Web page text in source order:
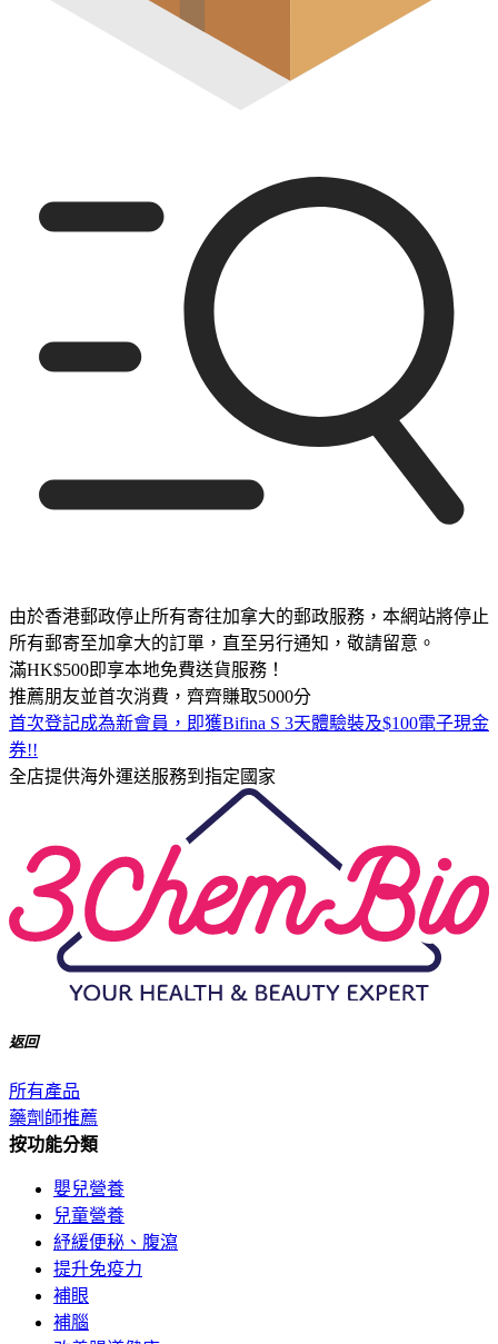
由於香港郵政停止所有寄往加拿大的郵政服務，本網站將停止
所有郵寄至加拿大的訂單，直至另行通知，敬請留意。
滿HK$500即享本地免費送貨服務！
推薦朋友並首次消費，齊齊賺取5000分
首次登記成為新會員，即獲Bifina S 3天體驗裝及$100電子現金
券!!
全店提供海外運送服務到指定國家
返回
所有產品
藥劑師推薦
按功能分類
嬰兒營養
兒童營養
紓緩便秘、腹瀉
提升免疫力
補眼
補腦